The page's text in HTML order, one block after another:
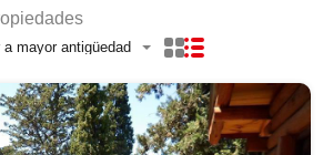
a mayor antigüedad